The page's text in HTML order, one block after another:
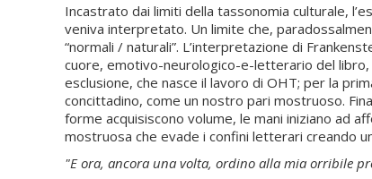
Incastrato dai limiti della tassonomia culturale,
veniva interpretato. Un limite che,
“normali / naturali”. L’interpretazione di
cuore, emotivo-neurologico-e-letterario del
esclusione, che nasce il lavoro di OHT; per la
concittadino, come un nostro pari mostruoso.
forme acquisiscono volume, le mani iniziano ad
mostruosa che evade i confini letterari creando
"E ora, ancora una volta, ordino alla mia orribile